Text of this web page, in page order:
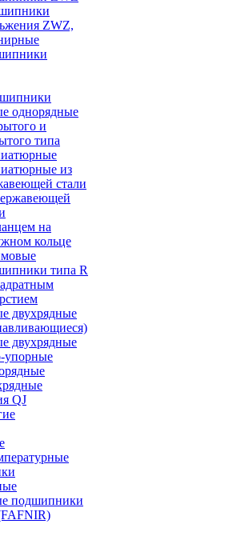
ZWZ,
однорядные
и
типа
из
стали
на
кольце
типа R
двухрядные
двухрядные
упорные
QJ
подшипники